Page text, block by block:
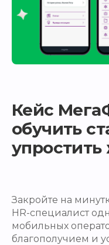
Кейс
обучить
упростить
Закройте на
HR-специалист
мобильных
благополучием и